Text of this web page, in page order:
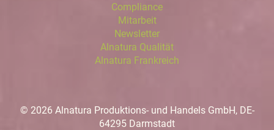
Compliance
Mitarbeit
Newsletter
Alnatura Qualität
Alnatura Frankreich
© 2026 Alnatura Produktions- und Handels GmbH, DE-
64295 Darmstadt